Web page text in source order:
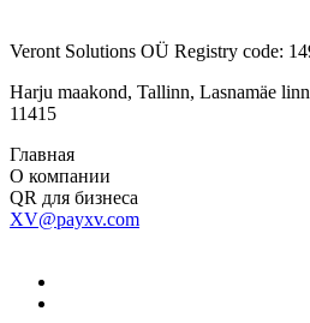
Veront Solutions OÜ Registry code:
Harju maakond, Tallinn, Lasnamäe
11415
Главная
О компании
QR для бизнеса
XV@payxv.com